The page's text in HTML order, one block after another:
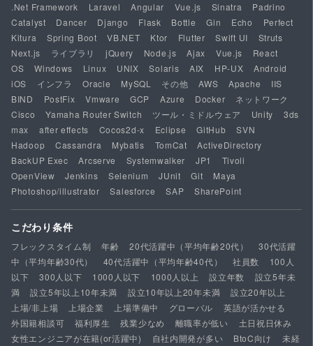
.Net Framework
Laravel Angular Vue.js Sinatra
Padrino
Catalyst
Dancer Django Flask Bottle Gin Echo
Perfect
Kitura
Spring Boot VB.NET Ktor Flutter Swift UI
Struts
Next.js
ライブラリ jQuery Node.js Ajax Vue.js
React
OS
Windows Linux UNIX Solaris AIX HP-UX
Android
iOS
インフラ Oracle MySQL その他 AWS Apache
IIS
BIND
PostFix Vmware GCP Azure Docker
ネットワーク
Cisco
Yamaha Router Switch ツール・ミドルウェア Unity
3ds
max
after effects Cocos2d-x Eclipse GitHub
SVN
Hadoop
Cassandra Mybatis TomCat
ActiveDirectory
BackUP Exec
Arcserve Systemwalker JP1
Tivoli
OpenView
Jenkins Selenium JUnit Git
Maya
Photoshop/illustrator
Salesforce SAP SharePoint
こだわり条件
フレックスタイム制 年齢 20代活躍中（平均年齢20代）
30代活躍
中（平均年齢30代）
40代活躍中（平均年齢40代） 社員数
100人
以下
300人以下 1000人以下 1000人以上 設立年数
設立5年未
満
設立5年以上10年未満 設立10年以上20年未満
設立20年以上
上場/非上場
上場企業 上場準備中 グローバル
英語が活かせる
外国籍相談可
福利厚生 残業少なめ 離職率が低い
土日祝日休み
女性エンジニアが在籍(or活躍中)
自社内開発が多い BtoC向け 未経